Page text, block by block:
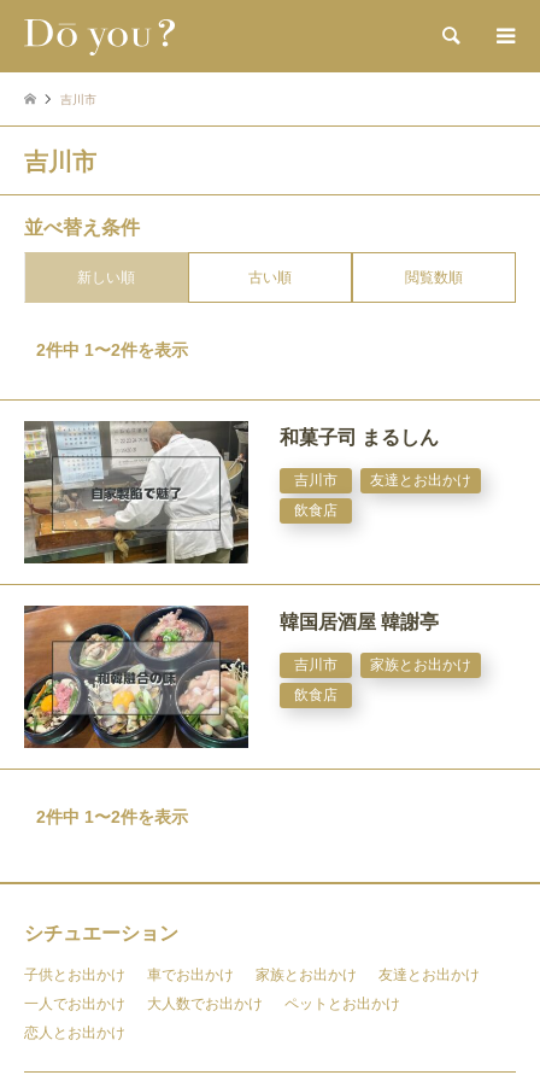
検索
吉川市
吉川市
並べ替え条件
新しい順 古い順 閲覧数順
2件中 1〜2件を表示
和菓子司 まるしん
吉川市
友達とお出かけ
飲食店
韓国居酒屋 韓謝亭
吉川市
家族とお出かけ
飲食店
2件中 1〜2件を表示
シチュエーション
子供とお出かけ 車でお出かけ 家族とお出かけ
友達とお出かけ
一人でお出かけ
大人数でお出かけ
ペットとお出かけ
恋人とお出かけ